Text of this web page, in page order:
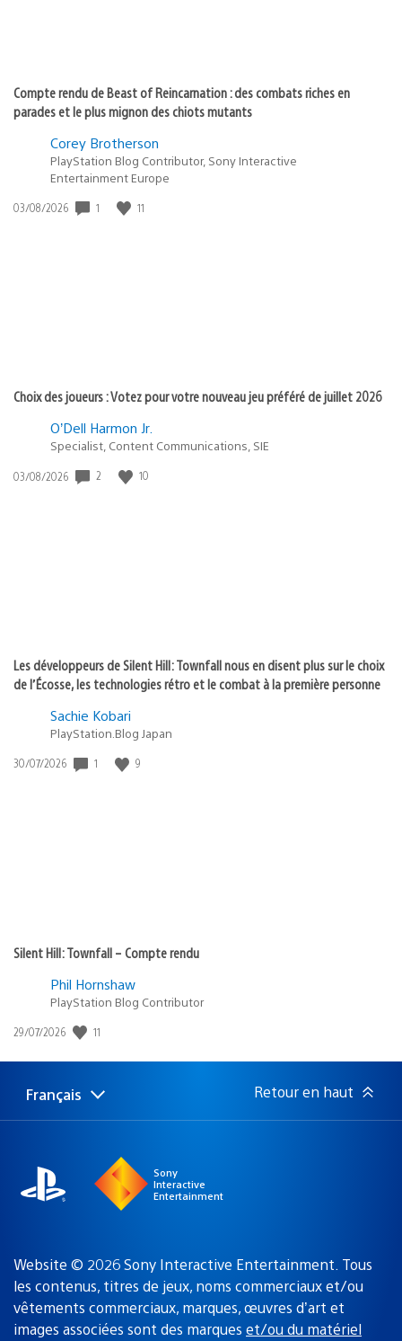
Compte rendu de Beast of Reincarnation : des combats riches en
parades et le plus mignon des chiots mutants
Corey Brotherson
PlayStation Blog Contributor, Sony Interactive
Entertainment Europe
Date
03/08/2026 1 11
Choix des joueurs : Votez pour votre nouveau jeu préféré de juillet 2026
O’Dell Harmon Jr.
Specialist, Content Communications, SIE
Date
03/08/2026 2 10
Les développeurs de Silent Hill: Townfall nous en disent plus sur le choix
de l’Écosse, les technologies rétro et le combat à la première personne
Sachie Kobari
PlayStation.Blog Japan
Date
30/07/2026 1 9
Silent Hill: Townfall – Compte rendu
Phil Hornshaw
PlayStation Blog Contributor
Date
publication
29/07/2026 11
Choisir
une
Région
actuelle
Français Retour en haut
Sony
Interactive
Entertainment
Website © 2026 Sony Interactive Entertainment. Tous
les contenus, titres de jeux, noms commerciaux et/ou
vêtements commerciaux, marques, œuvres d’art et
images associées sont des marques et/ou du matériel